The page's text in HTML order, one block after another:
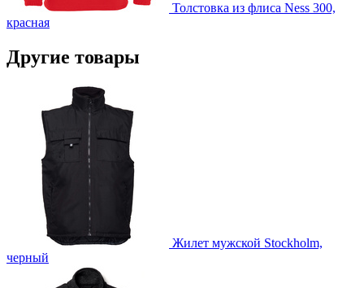
Толстовка из флиса Ness 300,
красная
Другие товары
Жилет мужской Stockholm,
черный